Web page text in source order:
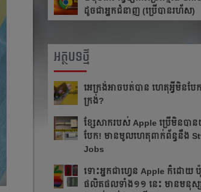
ដូចជាអ្នកជំនាញ (ប្រើបានរហ័ស)
អត្ថបទថ្មី
អេក្រង់អាចបត់បាន ហេតុអ្វីមិនបែ
ក្រង់?
ខ្សែសាករបស់ Apple ប្រើមិនបាន
បែក! មានមូលហេតុពាក់ព័ន្ធនឹង
Jobs
ទោះអ្នកជាហ្វេន Apple ក៏ដោយ ប៉ុ
ផលិតផលទាំង១១ នេះ មានមនុស្